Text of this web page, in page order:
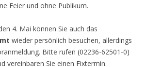
Feier und ohne Publikum.
4. Mai können Sie auch das
wieder persönlich besuchen, allerdings
Bitte rufen (02236-62501-0)
vereinbaren Sie einen Fixtermin.